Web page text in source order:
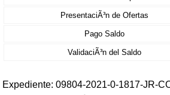
PresentaciÃ³n de Ofertas
Pago Saldo
ValidaciÃ³n del Saldo
Expediente: 09804-2021-0-1817-JR-